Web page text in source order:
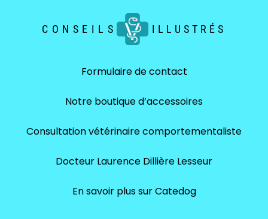
CONSEILS ILLUSTRÉS
Formulaire de contact
Notre boutique d’accessoires
Consultation vétérinaire comportementaliste
Docteur Laurence Dillière Lesseur
En savoir plus sur Catedog